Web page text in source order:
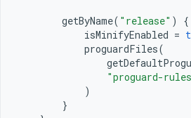
getByName( "release" )
{
isMinifyEnabled =
proguardFiles(
"proguard-
)
}